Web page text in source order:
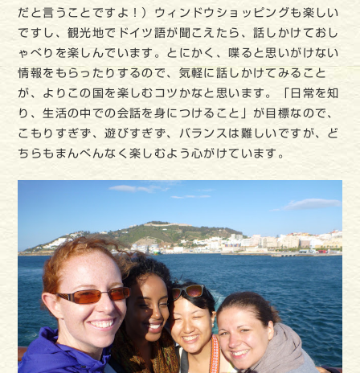
だと言うことですよ！）ウィンドウショッピングも楽しい
ですし、観光地でドイツ語が聞こえたら、話しかけておし
ゃべりを楽しんでいます。とにかく、喋ると思いがけない
情報をもらったりするので、気軽に話しかけてみること
が、よりこの国を楽しむコツかなと思います。「日常を知
り、生活の中での会話を身につけること」が目標なので、
こもりすぎず、遊びすぎず、バランスは難しいですが、ど
ちらもまんべんなく楽しむよう心がけています。